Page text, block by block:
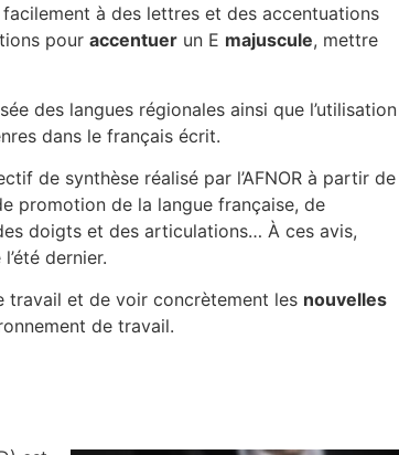
à des lettres et des accentuations
pour accentuer un E majuscule, mettre
des langues régionales ainsi que l’utilisation
dans le français écrit.
de synthèse réalisé par l’AFNOR à partir de
promotion de la langue française, de
doigts et des articulations… À ces avis,
dernier.
travail et de voir concrètement les nouvelles
de travail.